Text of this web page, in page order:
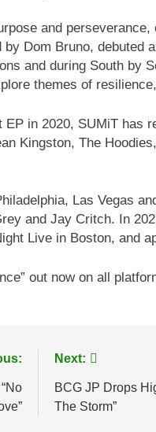
and
Dom Bruno, debuted
and during South by
themes of
in 2020, SUMiT has
Kingston, The
Las Vegas
and Jay Critch. In
Live in Boston, and
out now on all
Next:
BCG JP Drops
The Storm”